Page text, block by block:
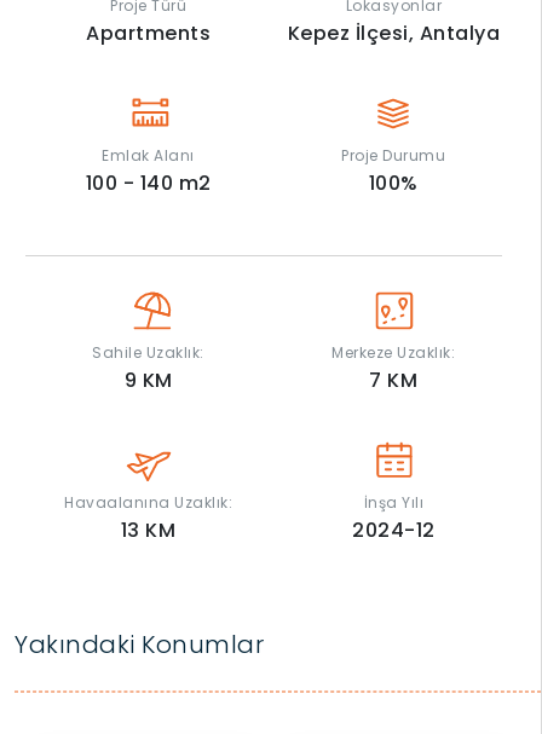
Proje Türü
Apartments
Lokasyonlar
Kepez İlçesi, Antalya
Emlak Alanı
100 - 140 m2
Proje Durumu
100%
Sahile Uzaklık:
9 KM
Merkeze Uzaklık:
7 KM
Havaalanına Uzaklık:
13 KM
İnşa Yılı
2024-12
Yakındaki Konumlar